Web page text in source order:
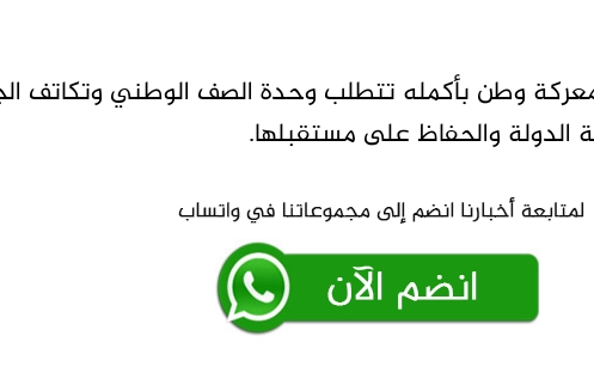
معركة وطن بأكمله تتطلب وحدة الصف الوطني وتكاتف
والحفاظ على مستقبلها.